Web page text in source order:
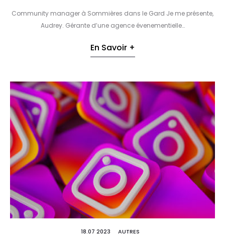
Community manager à Sommières dans le Gard Je me présente,
Audrey. Gérante d’une agence évenementielle…
En Savoir +
18.07 2023 AUTRES